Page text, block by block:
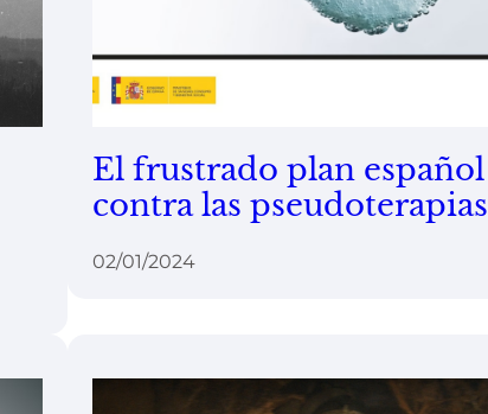
El frustrado plan español
contra las pseudoterapias
02/01/2024